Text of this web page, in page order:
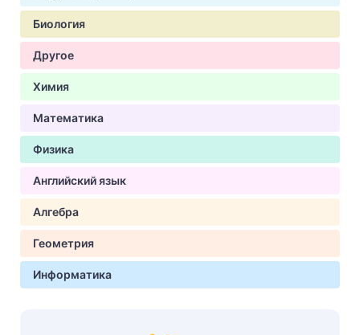
Биология
Другое
Химия
Математика
Физика
Английский язык
Алгебра
Геометрия
Информатика